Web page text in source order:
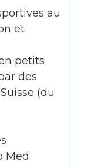
au
et
petits
des
(du
Med